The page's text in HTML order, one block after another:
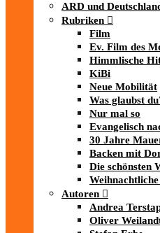
ARD und
Rubriken
Film
Ev. Film des
Himmlische
KiBi
Neue Mobilität
Was glaubst
Nur mal so
Evangelisch
30 Jahre
Backen mit
Die schönsten
Autoren
Andrea
Oliver